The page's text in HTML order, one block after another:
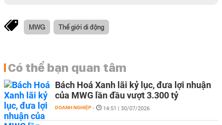
MWG Thế giới di động
Có thể bạn quan tâm
Bách Hoá Xanh lãi kỷ lục, đưa lợi nhuận
của MWG lần đầu vượt 3.300 tỷ
DOANH NGHIỆP - 14:51 | 30/07/2026